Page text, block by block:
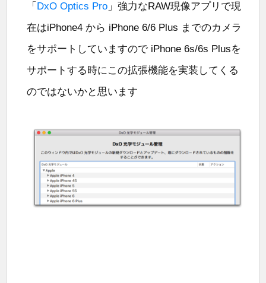
「 DxO Optics Pro 」強力なRAW現像アプリで現
在はiPhone4 から iPhone 6/6 Plus までのカメラ
をサポートしていますので iPhone 6s/6s Plusを
サポートする時にこの拡張機能を実装してくる
のではないかと思います